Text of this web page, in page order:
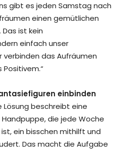
gibt es jeden Samstag nach
einen gemütlichen
ist kein
einfach unser
verbinden das Aufräumen
einbinden
Lösung beschreibt eine
die jede Woche
ein bisschen mithilft und
Das macht die Aufgabe